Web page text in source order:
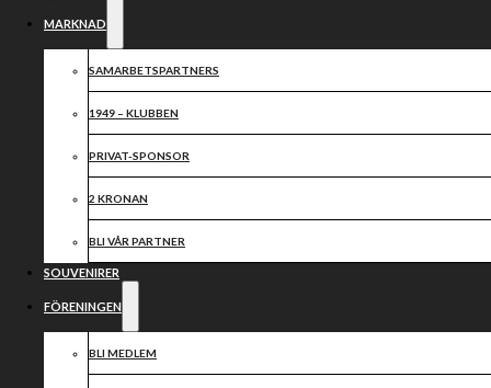
MARKNAD
SAMARBETSPARTNERS
1949 – KLUBBEN
PRIVAT-SPONSOR
2 KRONAN
BLI VÅR PARTNER
SOUVENIRER
FÖRENINGEN
BLI MEDLEM
Videospelare